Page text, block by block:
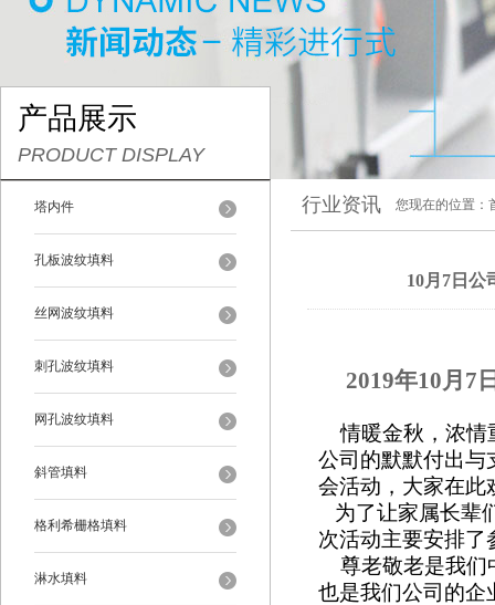
产品展示
PRODUCT DISPLAY
塔内件
孔板波纹填料
丝网波纹填料
刺孔波纹填料
网孔波纹填料
斜管填料
格利希栅格填料
淋水填料
行业资讯 您现在的位置：
10月7日公
2019年10月7
情暖金秋，浓情
公司的默默付出与
会活动，大家在此
为了让家属长辈
次活动主要安排了
尊老敬老是我们
也是我们公司的企